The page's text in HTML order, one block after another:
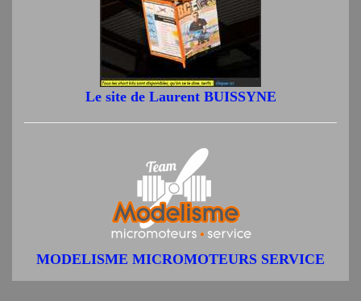
Le site de Laurent BUISSYNE
MODELISME MICROMOTEURS SERVICE